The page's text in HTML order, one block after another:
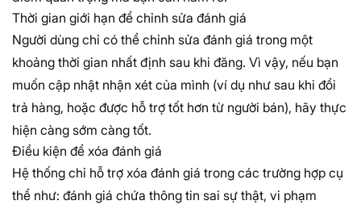
Thời gian giới hạn để chỉnh sửa đánh giá
Người dùng chỉ có thể chỉnh sửa đánh giá trong một
khoảng thời gian nhất định sau khi đăng. Vì vậy, nếu bạn
muốn cập nhật nhận xét của mình (ví dụ như sau khi đổi
trả hàng, hoặc được hỗ trợ tốt hơn từ người bán), hãy thực
hiện càng sớm càng tốt.
Điều kiện để xóa đánh giá
Hệ thống chỉ hỗ trợ xóa đánh giá trong các trường hợp cụ
thể như: đánh giá chứa thông tin sai sự thật, vi phạm